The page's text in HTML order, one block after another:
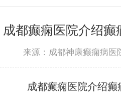
成都癫痫医院介绍癫
来源：成都神康癫痫病医
成都癫痫医院介绍癫